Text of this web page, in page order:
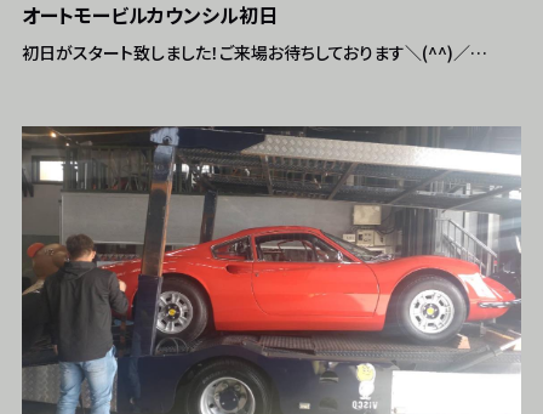
オートモービルカウンシル初日
初日がスタート致しました！ご来場お待ちしております＼(^^)／…